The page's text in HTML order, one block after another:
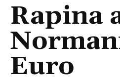
Rapina
Euro